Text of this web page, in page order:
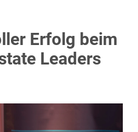
Erfolg beim
Leaders